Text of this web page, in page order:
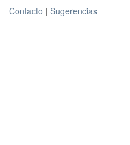
Contacto | Sugerencias